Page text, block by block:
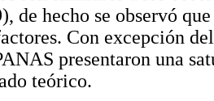
de hecho se observó
Con excepción
presentaron una
teórico.